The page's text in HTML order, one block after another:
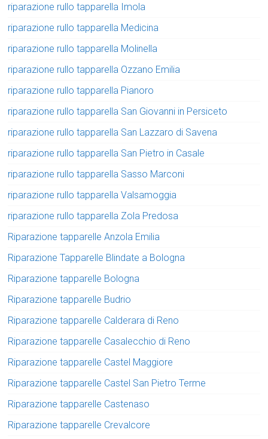
riparazione rullo tapparella Imola
riparazione rullo tapparella Medicina
riparazione rullo tapparella Molinella
riparazione rullo tapparella Ozzano Emilia
riparazione rullo tapparella Pianoro
riparazione rullo tapparella San Giovanni in Persiceto
riparazione rullo tapparella San Lazzaro di Savena
riparazione rullo tapparella San Pietro in Casale
riparazione rullo tapparella Sasso Marconi
riparazione rullo tapparella Valsamoggia
riparazione rullo tapparella Zola Predosa
Riparazione tapparelle Anzola Emilia
Riparazione Tapparelle Blindate a Bologna
Riparazione tapparelle Bologna
Riparazione tapparelle Budrio
Riparazione tapparelle Calderara di Reno
Riparazione tapparelle Casalecchio di Reno
Riparazione tapparelle Castel Maggiore
Riparazione tapparelle Castel San Pietro Terme
Riparazione tapparelle Castenaso
Riparazione tapparelle Crevalcore